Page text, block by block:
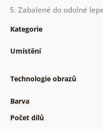
5. Zabalené do odolné
Kategorie
Umístění
Technologie obrazů
Barva
Počet dílů